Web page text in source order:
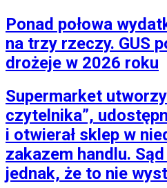
Ponad połowa
na trzy rzeczy. GUS
drożeje w 2026 roku
Supermarket
czytelnika”,
i otwierał sklep w
zakazem handlu.
jednak, że to nie